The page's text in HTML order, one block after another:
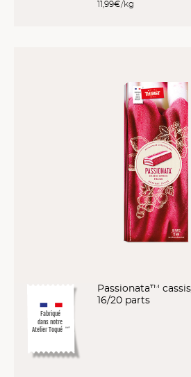
11,99€/kg
Fabriqué
dans notre
Atelier Toqué
™*
Passionata™
16/20 parts